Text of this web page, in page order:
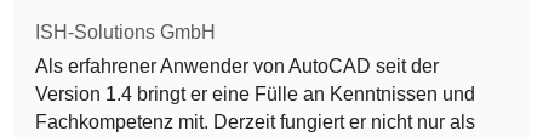
ISH-Solutions GmbH
Als erfahrener Anwender von AutoCAD seit der
Version 1.4 bringt er eine Fülle an Kenntnissen und
Fachkompetenz mit. Derzeit fungiert er nicht nur als